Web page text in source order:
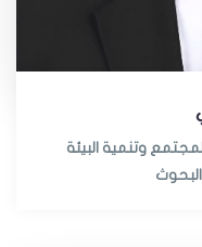
وتنمية البيئة